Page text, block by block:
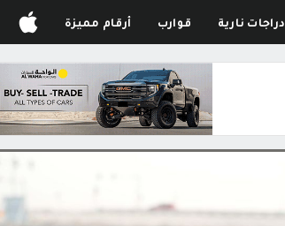
دراجات نارية قوارب أرقام مميزة